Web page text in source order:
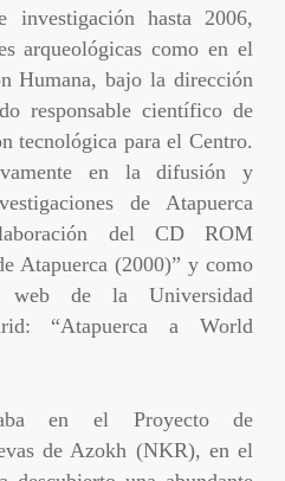
investigación hasta 2006,
arqueológicas como en el
Humana, bajo la dirección
responsable científico de
tecnológica para el Centro.
en la difusión y
de Atapuerca
del CD ROM
Atapuerca (2000)” y como
de la Universidad
“Atapuerca a World
en el Proyecto de
de Azokh (NKR), en el